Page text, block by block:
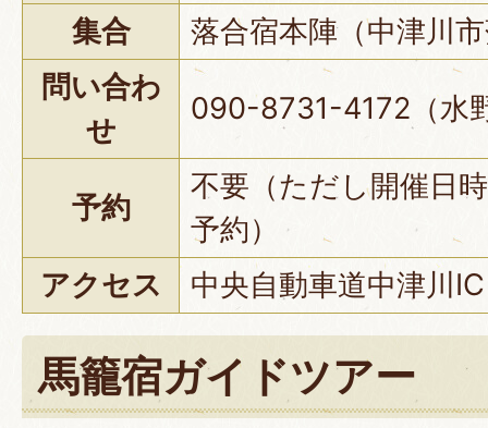
集合
落合宿本陣（中津川
問い合わ
せ
090-8731-4172（水
予約
不要（ただし開催日
予約）
アクセス
中央自動車道中津川
馬籠宿ガイドツアー